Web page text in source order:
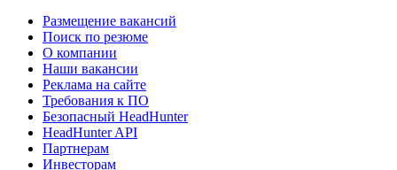
Размещение вакансий
Поиск по резюме
О компании
Наши вакансии
Реклама на сайте
Требования к ПО
Безопасный HeadHunter
HeadHunter API
Партнерам
Инвесторам